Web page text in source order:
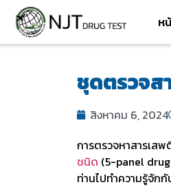
ห
ชุดตรวจส
สิงหาคม 6, 2024
การตรวจหาสารเส
ชนิด (5-panel
ท่านไปทำความรู้จัก